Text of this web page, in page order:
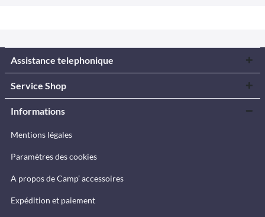
Assistance telephonique
Service Shop
Informations
Mentions légales
Paramètres des cookies
A propos de Camp’ accessoires
Expédition et paiement